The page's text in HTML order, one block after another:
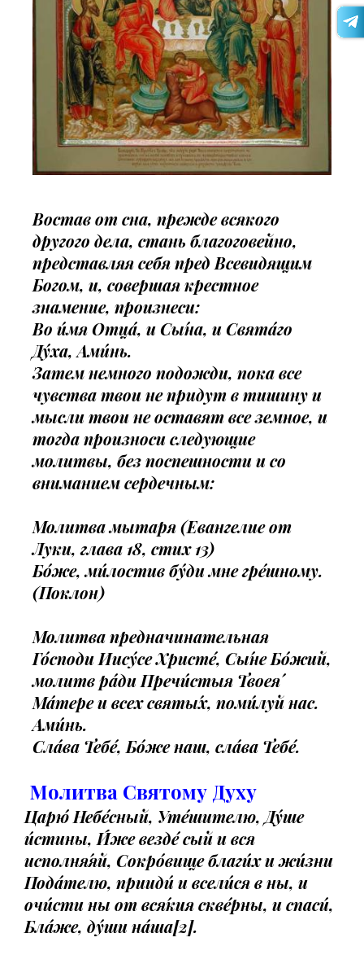
Востав от сна, прежде всякого
другого дела, стань благоговейно,
представляя себя пред Всевидящим
Богом, и, совершая крестное
знамение, произнеси:
Во и́мя Отца́, и Сы́на, и Свята́го
Ду́ха, Ами́нь.
Затем немного подожди, пока все
чувства твои не придут в тишину и
мысли твои не оставят все земное, и
тогда произноси следующие
молитвы, без поспешности и со
вниманием сердечным:
Молитва мытаря (Евангелие от
Луки, глава 18, стих 13)
Бо́же, ми́лостив бу́ди мне гре́шному.
(Поклон)
Молитва предначинательная
Го́споди Иису́се Христе́, Сы́не Бо́жий,
молитв ра́ди Пречи́стыя Твоея́
Ма́тере и всех святы́х, поми́луй нас.
Ами́нь.
Сла́ва Тебе́, Бо́же наш, сла́ва Тебе́.
Молитва Святому Духу
Царю́ Небе́сный, Уте́шителю, Ду́ше
и́стины, И́же везде́ сый и вся
исполня́яй, Сокро́вище благи́х и жи́зни
Пода́телю, прииди́ и всели́ся в ны, и
очи́сти ны от вся́кия скве́рны, и спаси́,
Бла́же, ду́ши на́ша[2].